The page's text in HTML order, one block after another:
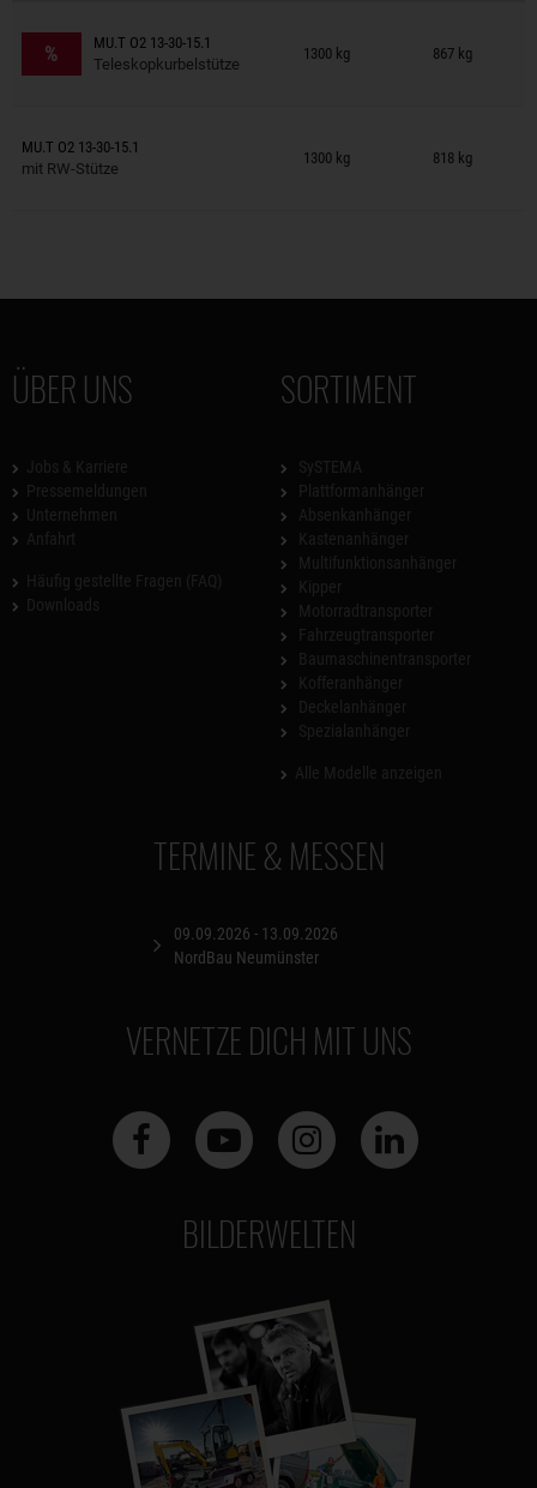
%
MU.T O2 13-30-15.1
Teleskopkurbelstütze
1300 kg 867 kg
Anhänger auf Merkzettel
MU.T O2 13-30-15.1
mit RW-Stütze
1300 kg 818 kg
Anhänger auf Merkzettel
ÜBER UNS SORTIMENT
TERMINE & MESSEN
09.09.2026 - 13.09.2026
NordBau Neumünster
VERNETZE DICH MIT UNS
BILDERWELTEN